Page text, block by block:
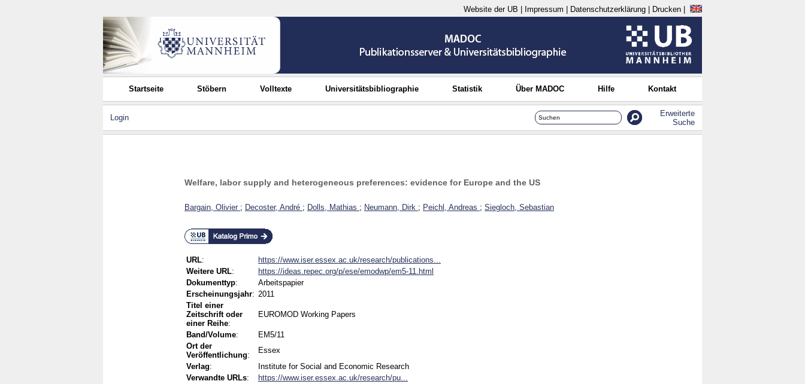
Website der UB Impressum Datenschutzerklärung Drucken
Startseite Stöbern Volltexte Universitätsbibliographie Statistik Über MADOC Hilfe Kontakt
Login
Erweiterte
Suche
Welfare, labor supply and heterogeneous preferences: evidence for Europe and the US
Bargain, Olivier ; Decoster, André ; Dolls, Mathias ; Neumann, Dirk ; Peichl, Andreas ; Siegloch, Sebastian
URL:
https://www.iser.essex.ac.uk/research/publications...
Weitere URL:
https://ideas.repec.org/p/ese/emodwp/em5-11.html
Dokumenttyp:
Arbeitspapier
Erscheinungsjahr: 2011
Titel einer
Zeitschrift oder
einer Reihe:
EUROMOD Working Papers
Band/Volume:
EM5/11
Ort der
Veröffentlichung:
Essex
Verlag:
Institute for Social and Economic Research
Verwandte URLs:
https://www.iser.essex.ac.uk/research/pu...